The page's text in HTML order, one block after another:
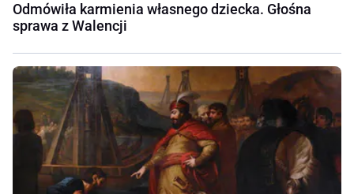
Odmówiła karmienia własnego dziecka. Głośna
sprawa z Walencji